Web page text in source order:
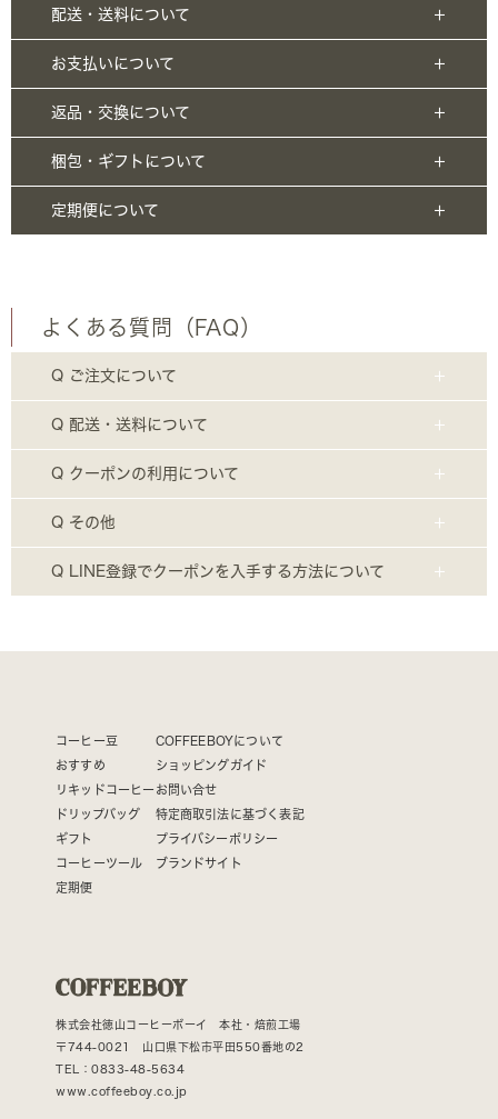
配送・送料について
お支払いについて
返品・交換について
梱包・ギフトについて
定期便について
よくある質問（FAQ）
Q ご注文について
Q 配送・送料について
Q クーポンの利用について
Q その他
Q LINE登録でクーポンを入手する方法について
コーヒー豆
おすすめ
リキッドコーヒー
ドリップバッグ
ギフト
コーヒーツール
定期便
COFFEEBOYについて
ショッピングガイド
お問い合せ
特定商取引法に基づく表記
プライバシーポリシー
ブランドサイト
株式会社徳山コーヒーボーイ 本社・焙煎工場
〒744-0021 山口県下松市平田550番地の2
TEL：0833-48-5634
www.coffeeboy.co.jp